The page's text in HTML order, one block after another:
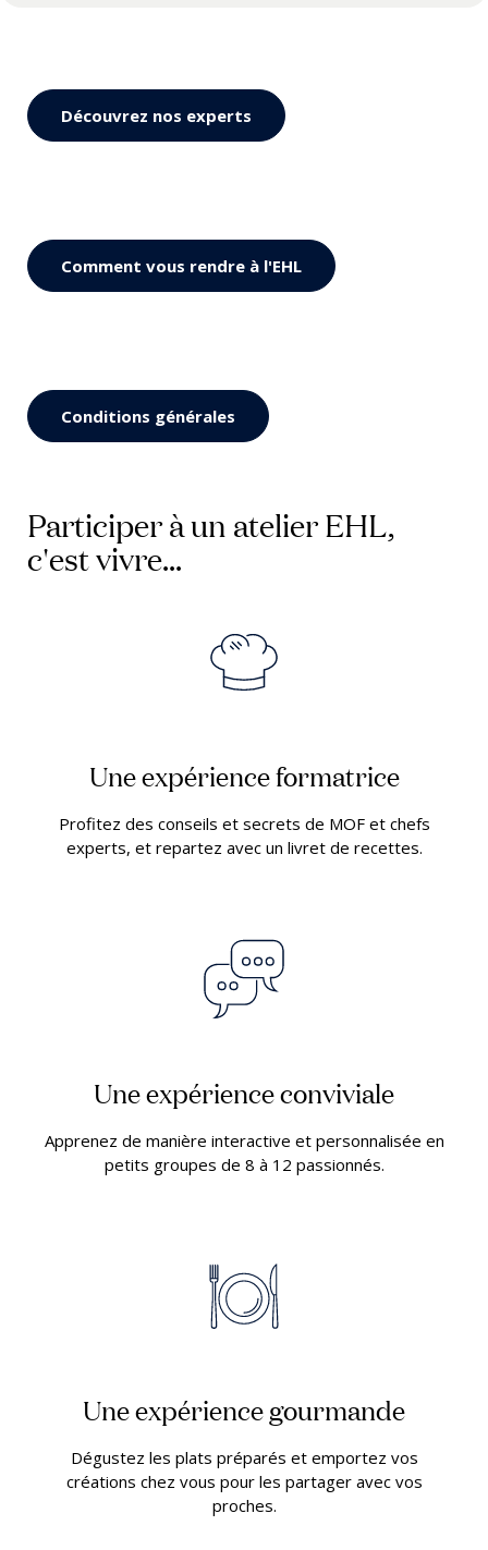
Découvrez nos experts
Comment vous rendre à l'EHL
Conditions générales
Participer à un atelier EHL,
c'est vivre...
Une expérience formatrice
Profitez des conseils et secrets de MOF et chefs
experts, et repartez avec un livret de recettes.
Une expérience conviviale
Apprenez de manière interactive et personnalisée en
petits groupes de 8 à 12 passionnés.
Une expérience gourmande
Dégustez les plats préparés et emportez vos
créations chez vous pour les partager avec vos
proches.